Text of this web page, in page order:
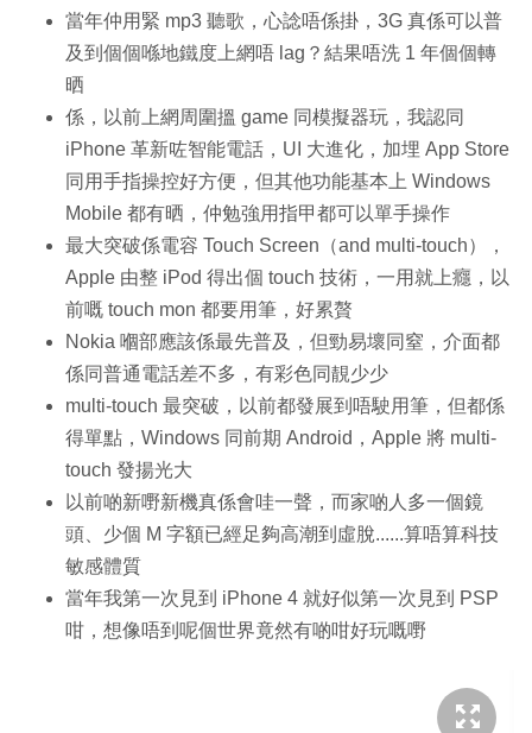
當年仲用緊 mp3 聽歌，心諗唔係掛，3G 真係可以普
及到個個喺地鐵度上網唔 lag？結果唔洗 1 年個個轉
晒
係，以前上網周圍搵 game 同模擬器玩，我認同
iPhone 革新咗智能電話，UI 大進化，加埋 App Store
同用手指操控好方便，但其他功能基本上 Windows
Mobile 都有晒，仲勉強用指甲都可以單手操作
最大突破係電容 Touch Screen（and multi-touch），
Apple 由整 iPod 得出個 touch 技術，一用就上癮，以
前嘅 touch mon 都要用筆，好累贅
Nokia 嗰部應該係最先普及，但勁易壞同窒，介面都
係同普通電話差不多，有彩色同靚少少
multi-touch 最突破，以前都發展到唔駛用筆，但都係
得單點，Windows 同前期 Android，Apple 將 multi-
touch 發揚光大
以前啲新嘢新機真係會哇一聲，而家啲人多一個鏡
頭、少個 M 字額已經足夠高潮到虛脫......算唔算科技
敏感體質
當年我第一次見到 iPhone 4 就好似第一次見到 PSP
咁，想像唔到呢個世界竟然有啲咁好玩嘅嘢